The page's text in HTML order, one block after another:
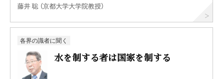
藤井 聡 （京都大学大学院教授）
各界の識者に聞く
水を制する者は国家を制する